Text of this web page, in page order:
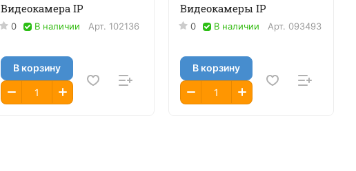
Видеокамера IP
0 В наличии Арт. 102136
В корзину
Видеокамеры IP
0 В наличии Арт. 093493
В корзину